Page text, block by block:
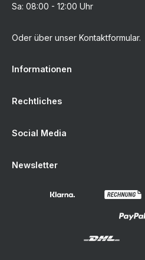
Sa: 08:00 - 12:00 Uhr
Oder über unser Kontaktformular.
Informationen
Rechtliches
Social Media
Newsletter